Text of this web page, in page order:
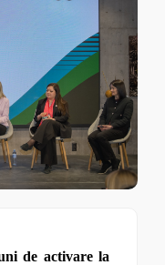
de activare la